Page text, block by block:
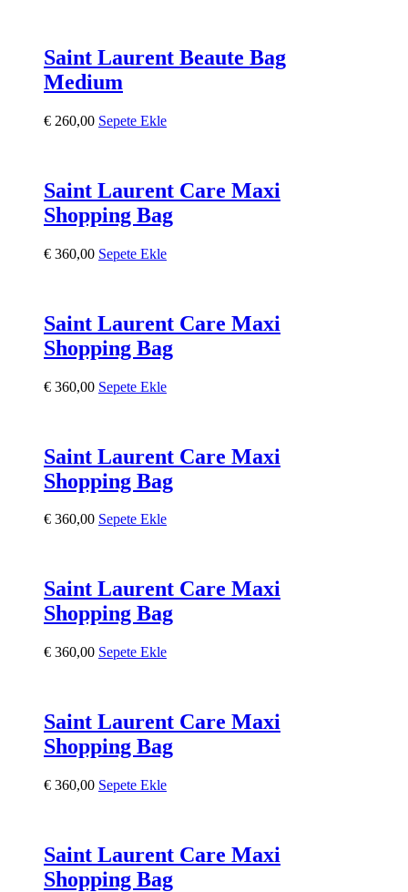
Saint Laurent Beaute Bag
Medium
€ 260,00 Sepete Ekle
Saint Laurent Care Maxi
Shopping Bag
€ 360,00 Sepete Ekle
Saint Laurent Care Maxi
Shopping Bag
€ 360,00 Sepete Ekle
Saint Laurent Care Maxi
Shopping Bag
€ 360,00 Sepete Ekle
Saint Laurent Care Maxi
Shopping Bag
€ 360,00 Sepete Ekle
Saint Laurent Care Maxi
Shopping Bag
€ 360,00 Sepete Ekle
Saint Laurent Care Maxi
Shopping Bag